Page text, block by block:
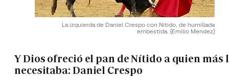
La izquierda de Daniel Crespo con Nitido, de humillada
embestida. (Emilio Mendez)
Y Dios ofreció el pan de Nítido a quien más
necesitaba: Daniel Crespo